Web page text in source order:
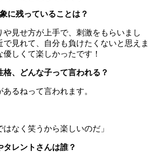
に残っていることは？
や見せ方が上手で、刺激をもらいまし
見れて、自分も負けたくないと思えま
しくて楽しかったです！
、どんな子って言われる？
るねって言われます。
はなく笑うから楽しいのだ」
レントさんは誰？